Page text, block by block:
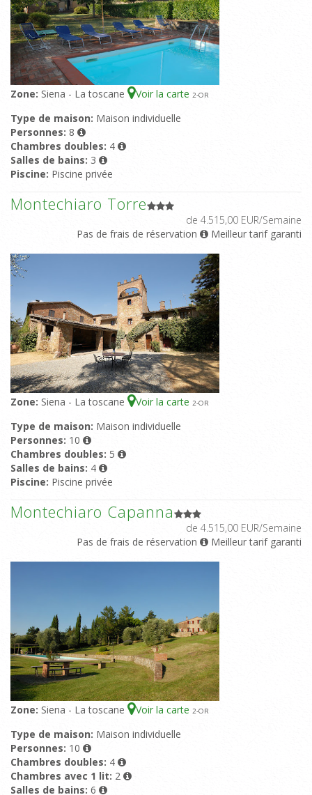
Zone: Siena - La toscane Voir la carte 2-OR
Type de maison: Maison individuelle
Personnes: 8
Chambres doubles: 4
Salles de bains: 3
Piscine: Piscine privée
Montechiaro Torre
de 4.515,00 EUR/Semaine
Pas de frais de réservation
Meilleur tarif garanti
Zone: Siena - La toscane Voir la carte 2-OR
Type de maison: Maison individuelle
Personnes: 10
Chambres doubles: 5
Salles de bains: 4
Piscine: Piscine privée
Montechiaro Capanna
de 4.515,00 EUR/Semaine
Pas de frais de réservation
Meilleur tarif garanti
Zone: Siena - La toscane Voir la carte 2-OR
Type de maison: Maison individuelle
Personnes: 10
Chambres doubles: 4
Chambres avec 1 lit: 2
Salles de bains: 6